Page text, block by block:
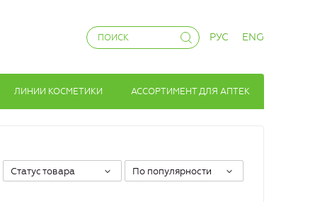
РУС ENG
ЛИНИИ КОСМЕТИКИ АССОРТИМЕНТ ДЛЯ АПТЕК
Статус товара По популярности